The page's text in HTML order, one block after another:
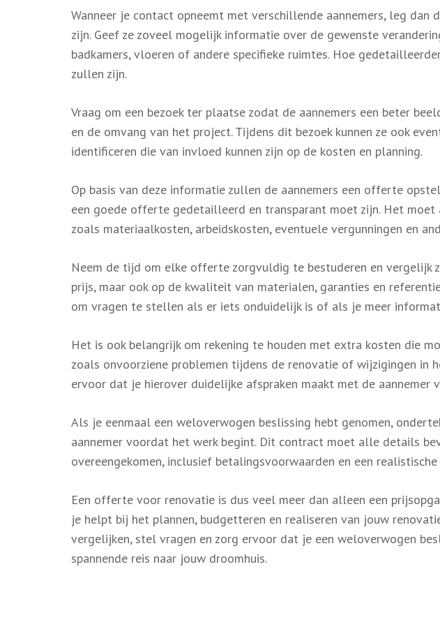
Wanneer je contact opneemt met verschillende aannemers, leg
zijn. Geef ze zoveel mogelijk informatie over de gewenste
badkamers, vloeren of andere specifieke ruimtes. Hoe
zullen zijn.
Vraag om een bezoek ter plaatse zodat de aannemers een beter
en de omvang van het project. Tijdens dit bezoek kunnen ze ook
identificeren die van invloed kunnen zijn op de kosten en planning.
Op basis van deze informatie zullen de aannemers een offerte
een goede offerte gedetailleerd en transparant moet zijn. Het
zoals materiaalkosten, arbeidskosten, eventuele vergunningen en
Neem de tijd om elke offerte zorgvuldig te bestuderen en vergelijk
prijs, maar ook op de kwaliteit van materialen, garanties en
om vragen te stellen als er iets onduidelijk is of als je meer
Het is ook belangrijk om rekening te houden met extra kosten die
zoals onvoorziene problemen tijdens de renovatie of wijzigingen in
ervoor dat je hierover duidelijke afspraken maakt met de aannemer
Als je eenmaal een weloverwogen beslissing hebt genomen,
aannemer voordat het werk begint. Dit contract moet alle details
overeengekomen, inclusief betalingsvoorwaarden en een
Een offerte voor renovatie is dus veel meer dan alleen een
je helpt bij het plannen, budgetteren en realiseren van jouw
vergelijken, stel vragen en zorg ervoor dat je een weloverwogen
spannende reis naar jouw droomhuis.